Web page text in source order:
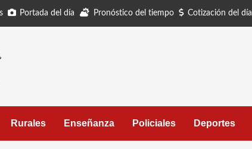
Portada del día Pronóstico del tiempo Cotización del día
Rurales Enseñanza Policiales Deportes